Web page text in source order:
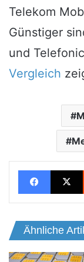
Telekom
Günstiger
und
Vergleich
Facebook
Ähnliche